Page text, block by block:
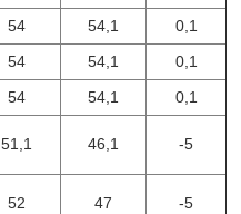
54 54,1
0,1
54 54,1
0,1
54 54,1
0,1
51,1 46,1 -5
52 47 -5